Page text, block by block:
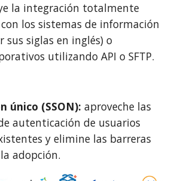
la integración totalmente
los sistemas de información
sus siglas en inglés) o
utilizando API o SFTP.
único (SSON): aproveche las
autenticación de usuarios
y elimine las barreras
adopción.